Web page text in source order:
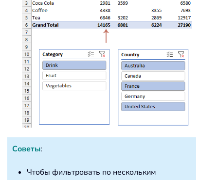
Советы:
Чтобы фильтровать по нескольким